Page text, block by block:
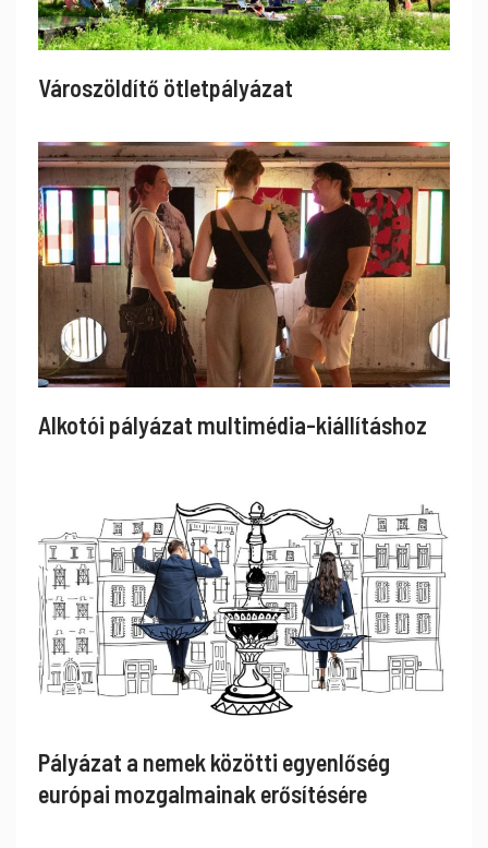
Városzöldítő ötletpályázat
Alkotói pályázat multimédia-kiállításhoz
Pályázat a nemek közötti egyenlőség
európai mozgalmainak erősítésére